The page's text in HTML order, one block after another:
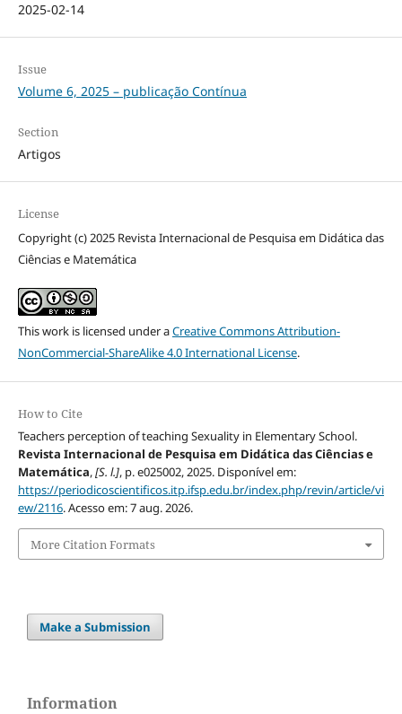
2025-02-14
Issue
Volume 6, 2025 – publicação Contínua
Section
Artigos
License
Copyright (c) 2025 Revista Internacional de Pesquisa em Didática das
Ciências e Matemática
This work is licensed under aCreative Commons Attribution-
NonCommercial-ShareAlike 4.0 International License.
How to Cite
Teachers perception of teaching Sexuality in Elementary School.
Revista Internacional de Pesquisa em Didática das Ciências e
Matemática,[S. l.], p. e025002, 2025. Disponível em:
https://periodicoscientificos.itp.ifsp.edu.br/index.php/revin/article/vi
ew/2116. Acesso em: 7 aug. 2026.
More Citation Formats
Make a Submission
Information